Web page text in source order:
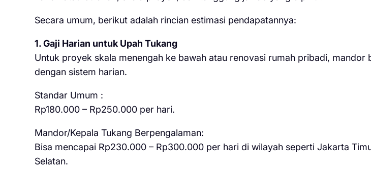
Secara umum, berikut adalah rincian estimasi pendapatannya:
1. Gaji Harian untuk Upah Tukang
Untuk proyek skala menengah ke bawah atau renovasi rumah pribadi, mandor
dengan sistem harian.
Standar Umum :
Rp180.000 – Rp250.000 per hari.
Mandor/Kepala Tukang Berpengalaman:
Bisa mencapai Rp230.000 – Rp300.000 per hari di wilayah seperti Jakarta
Selatan.